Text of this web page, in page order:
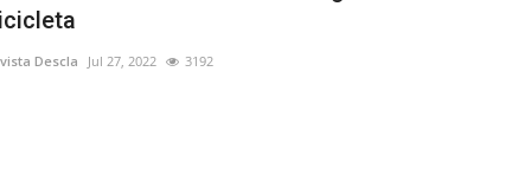
Descla Jul 27, 2022 3192